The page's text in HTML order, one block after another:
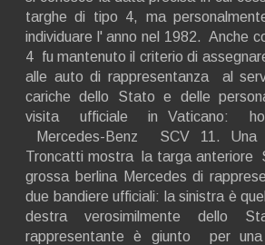
targhe di tipo 4, ma
individuare l' anno nel 1982. Anche
4 fu mantenuto il criterio di
alle auto di rappresentanza al
cariche dello Stato e delle
visita ufficiale in Vaticano:
Mercedes-Benz SCV 11. Una
Troncatti mostra la targa anteriore
grossa berlina Mercedes di
due bandiere ufficiali: la sinistra è
destra verosimilmente dello
rappresentante è giunto per una